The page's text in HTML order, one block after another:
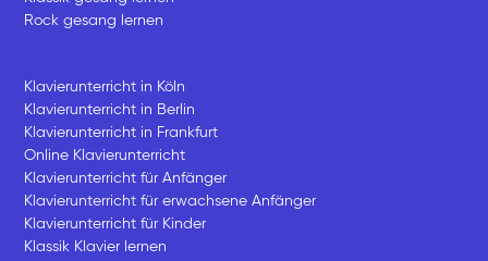
Rock gesang lernen
Klavierunterricht in Köln
Klavierunterricht in Berlin
Klavierunterricht in Frankfurt
Online Klavierunterricht
Klavierunterricht für Anfänger
Klavierunterricht für erwachsene Anfänger
Klavierunterricht für Kinder
Klassik Klavier lernen